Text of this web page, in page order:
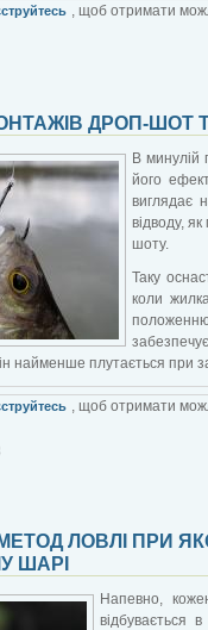
, щоб отримати
ДРОП-ШОТ
В минулій
його
виглядає
відводу,
шоту.
Таку
коли
найменше плутається при
, щоб отримати
ЛОВЛІ ПРИ
ШАРІ
Напевно,
відбувається